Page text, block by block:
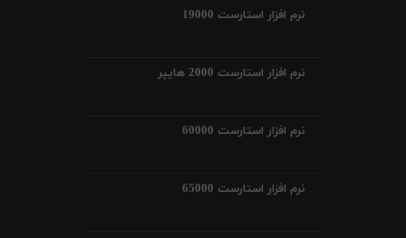
نرم افزار استارست 19000
نرم افزار استارست 2000 هایپر
نرم افزار استارست 60000
نرم افزار استارست 65000